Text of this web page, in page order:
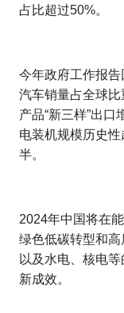
占比超过50%。
今年政府工作报
汽车销量占全球
产品“新三样”出
电装机规模历史
半。
2024年中国将在
绿色低碳转型和
以及水电、核电
新成效。